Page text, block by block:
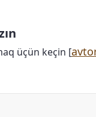
üçün keçin [